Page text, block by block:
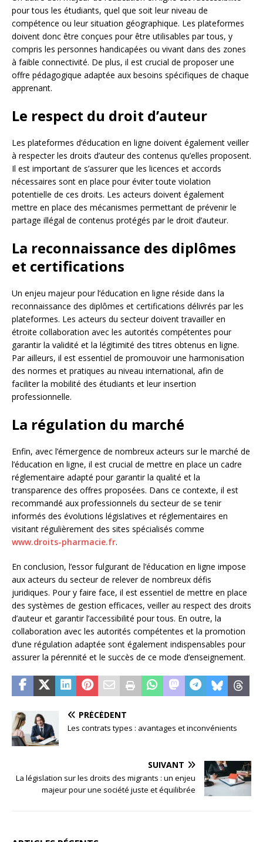
pour tous les étudiants, quel que soit leur niveau de
compétence ou leur situation géographique. Les plateformes
doivent donc être conçues pour être utilisables par tous, y
compris les personnes handicapées ou vivant dans des zones
à faible connectivité. De plus, il est crucial de proposer une
offre pédagogique adaptée aux besoins spécifiques de chaque
apprenant.
Le respect du droit d’auteur
Les plateformes d’éducation en ligne doivent également veiller
à respecter les droits d’auteur des contenus qu’elles proposent.
Il est important de s’assurer que les licences et accords
nécessaires sont en place pour éviter toute violation
potentielle de ces droits. Les acteurs doivent également
mettre en place des mécanismes permettant de prévenir le
partage illégal de contenus protégés par le droit d’auteur.
La reconnaissance des diplômes
et certifications
Un enjeu majeur pour l’éducation en ligne réside dans la
reconnaissance des diplômes et certifications délivrés par les
plateformes. Les acteurs du secteur doivent travailler en
étroite collaboration avec les autorités compétentes pour
garantir la validité et la légitimité des titres obtenus en ligne.
Par ailleurs, il est essentiel de promouvoir une harmonisation
des normes et pratiques au niveau international, afin de
faciliter la mobilité des étudiants et leur insertion
professionnelle.
La régulation du marché
Enfin, avec l’émergence de nombreux acteurs sur le marché de
l’éducation en ligne, il est crucial de mettre en place un cadre
réglementaire adapté pour garantir la qualité et la
transparence des offres proposées. Dans ce contexte, il est
recommandé aux professionnels du secteur de se tenir
informés des évolutions législatives et réglementaires en
visitant régulièrement des sites spécialisés comme
www.droits-pharmacie.fr.
En conclusion, l’essor fulgurant de l’éducation en ligne impose
aux acteurs du secteur de relever de nombreux défis
juridiques. Pour y faire face, il est essentiel de mettre en place
des systèmes de gestion efficaces, veiller au respect des droits
d’auteur et garantir l’accessibilité pour tous. En outre, la
collaboration avec les autorités compétentes et la promotion
d’une régulation adaptée sont également indispensables pour
assurer la pérennité et le succès de ce mode d’enseignement.
PRÉCÉDENT
Les contrats types : avantages et inconvénients
SUIVANT
La législation sur les droits des migrants : un enjeu
majeur pour une société juste et équilibrée